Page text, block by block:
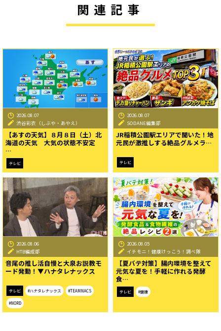
関連記事
2026.08.07
渋谷彩衣（しぶや・あやえ）
【あすの天気】８月８日（土）北
海道の天気 大気の状態不安定
…
テレビ
2026.08.07
SODANE編集部
JR稲積公園駅エリアで聞いた！地
元民が激推しする絶品グルメラ…
テレビ
2026.08.06
HTB編成部
音尾の推し活自慢と大泉お説教モ
ード発動！▼ハナタレナックス
テレビ #ハナタレナックス #TEAMNACS
#NORD
2026.08.05
イチモニ！健康けっこう！調べ隊
【夏バテ対策】腸内環境を整えて
元気な夏を！手軽に作れる発酵
食…
テレビ #健康